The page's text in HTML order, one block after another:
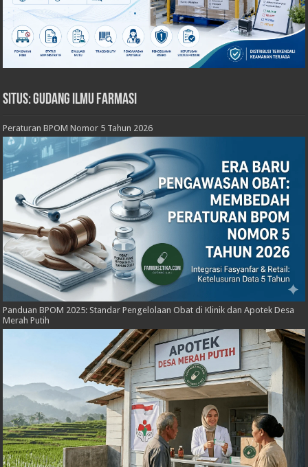
Situs: Gudang Ilmu Farmasi
Peraturan BPOM Nomor 5 Tahun 2026
Panduan BPOM 2025: Standar Pengelolaan Obat di Klinik dan Apotek Desa
Merah Putih